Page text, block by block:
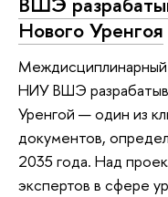
Нового Уренгоя
НИУ ВШЭ
Уренгой — один из
документов,
2035 года. Над
экспертов в сфере